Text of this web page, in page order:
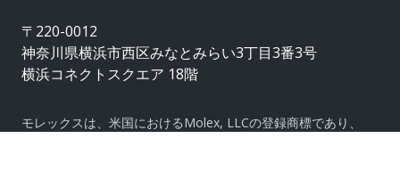
〒220-0012
神奈川県横浜市西区みなとみらい3丁目3番3号
横浜コネクトスクエア 18階
モレックスは、米国におけるMolex, LLCの登録商標であり、